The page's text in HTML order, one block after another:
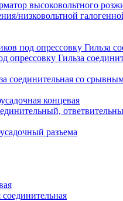
высоковольтного
Гильза
Гильза
соединительная со
концевая
разъема